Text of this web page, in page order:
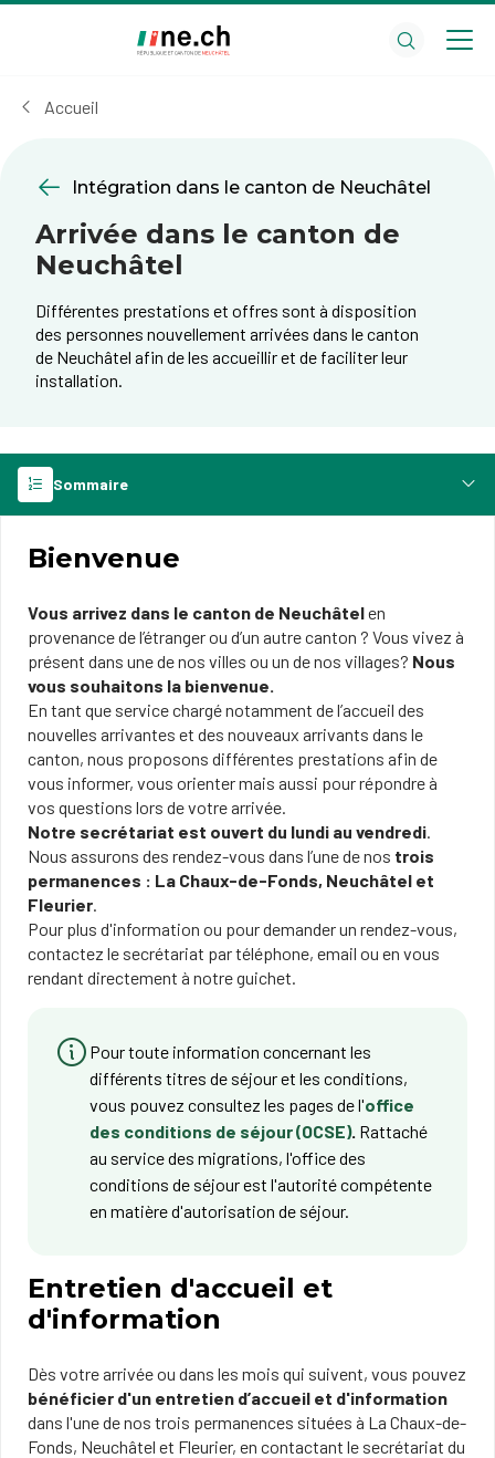
cookies
Accueil
Intégration dans le canton de Neuchâtel
Arrivée dans le canton de
Neuchâtel
Différentes prestations et offres sont à disposition
des personnes nouvellement arrivées dans le canton
de Neuchâtel afin de les accueillir et de faciliter leur
installation.
Sommaire
Bienvenue
Vous arrivez dans le canton de Neuchâtelen
provenance de l’étranger ou d’un autre canton ? Vous vivez à
présent dans une de nos villes ou un de nos villages? Nous
vous souhaitons la bienvenue.
En tant que service chargé notamment de l’accueil des
nouvelles arrivantes et des nouveaux arrivants dans le
canton, nous proposons différentes prestations afin de
vous informer, vous orienter mais aussi pour répondre à
vos questions lors de votre arrivée.
Notre secrétariat est ouvert du lundi au vendredi.
Nous assurons des rendez-vous dans l’une de nos trois
permanences : La Chaux-de-Fonds, Neuchâtel et
Fleurier.
Pour plus d'information ou pour demander un rendez-vous,
contactez le secrétariat par téléphone, email ou en vous
rendant directement à notre guichet.
Pour toute information concernant les
différents titres de séjour et les conditions,
vous pouvez consultez les pages de l'office
des conditions de séjour (OCSE). Rattaché
au service des migrations, l'office des
conditions de séjour est l'autorité compétente
en matière d'autorisation de séjour.
Entretien d'accueil et
d'information
Dès votre arrivée ou dans les mois qui suivent, vous pouvez
bénéficier d'un entretien d’accueil et d'information
dans l'une de nos trois permanences situées à La Chaux-de-
Fonds, Neuchâtel et Fleurier, en contactant le secrétariat du